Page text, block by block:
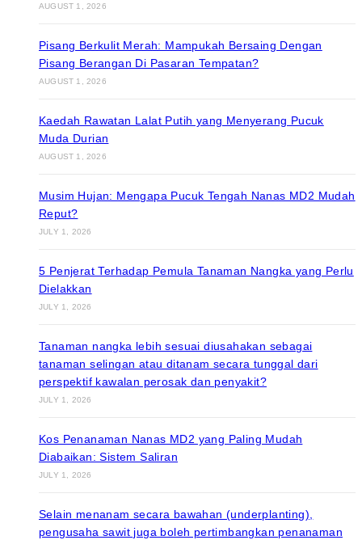
AUGUST 1, 2026
Pisang Berkulit Merah: Mampukah Bersaing Dengan
Pisang Berangan Di Pasaran Tempatan?
AUGUST 1, 2026
Kaedah Rawatan Lalat Putih yang Menyerang Pucuk
Muda Durian
AUGUST 1, 2026
Musim Hujan: Mengapa Pucuk Tengah Nanas MD2 Mudah
Reput?
JULY 1, 2026
5 Penjerat Terhadap Pemula Tanaman Nangka yang Perlu
Dielakkan
JULY 1, 2026
Tanaman nangka lebih sesuai diusahakan sebagai
tanaman selingan atau ditanam secara tunggal dari
perspektif kawalan perosak dan penyakit?
JULY 1, 2026
Kos Penanaman Nanas MD2 yang Paling Mudah
Diabaikan: Sistem Saliran
JULY 1, 2026
Selain menanam secara bawahan (underplanting),
pengusaha sawit juga boleh pertimbangkan penanaman